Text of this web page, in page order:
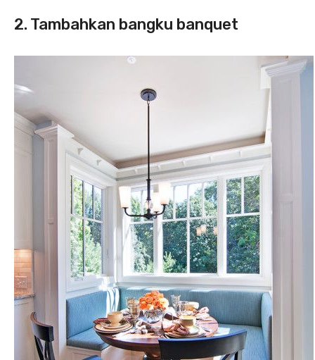
2. Tambahkan bangku banquet